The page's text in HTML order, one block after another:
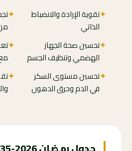
✦تقوية الإرادة والانضباط
الذاتي
✦
✦تحسين صحة الجهاز
الهضمي وتنظيف الجسم
✦
✦تحسين مستوى السكر
في الدم وحرق الدهون
✦